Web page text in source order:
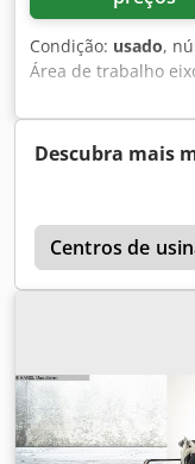
Condição: usado,
Área de trabalho
2205 mm Plano de
eixo principal: 13
eixos controlados:
46 Número de
Descubra mais
Centros de